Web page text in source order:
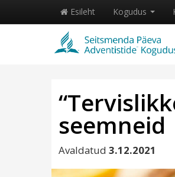
Esileht Kogudus
seemneid
Avaldatud 3.12.2021